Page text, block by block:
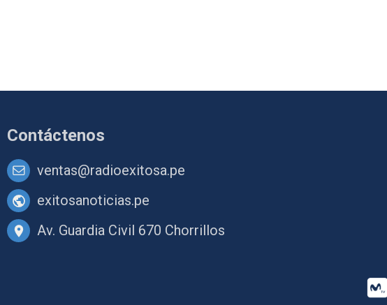
Contáctenos
ventas@radioexitosa.pe
exitosanoticias.pe
Av. Guardia Civil 670 Chorrillos